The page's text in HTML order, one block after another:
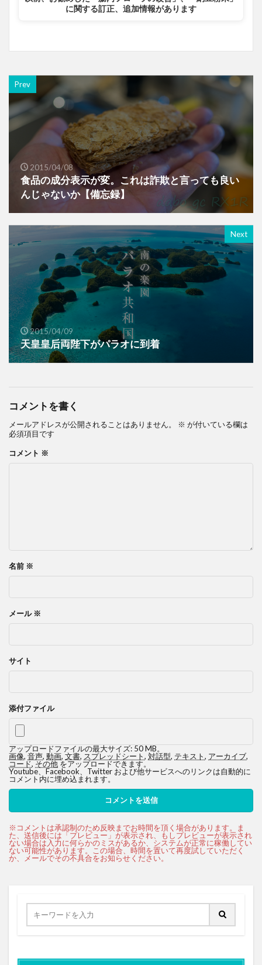
に関する訂正、追加情報があります
Prev
2015/04/08
食品の成分表示が変。これは詐欺と言っても良い
んじゃないか【備忘録】
Next
2015/04/09
天皇皇后両陛下がパラオに到着
コメントを書く
メールアドレスが公開されることはありません。 ※ が付いている欄は
必須項目です
コメント ※
名前 ※
メール ※
サイト
添付ファイル
アップロードファイルの最大サイズ: 50 MB。
画像, 音声, 動画, 文書, スプレッドシート, 対話型, テキスト, アーカイブ,
コード,その他をアップロードできます。
Youtube、Facebook、Twitter および他サービスへのリンクは自動的に
コメント内に埋め込まれます。